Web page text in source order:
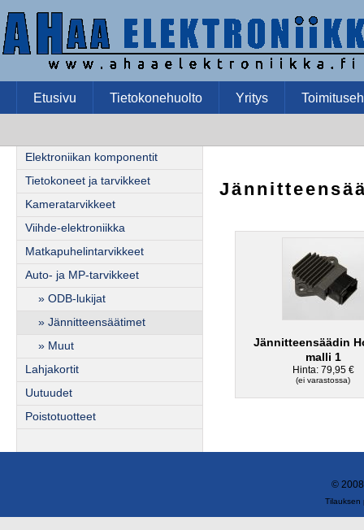
Etusivu Tietokonehuolto Yritys
Elektroniikan komponentit
Tietokoneet ja tarvikkeet
Kameratarvikkeet
Viihde-elektroniikka
Matkapuhelintarvikkeet
Auto- ja MP-tarvikkeet
» ODB-lukijat
» Jännitteensäätimet
» Muut
Lahjakortit
Uutuudet
Poistotuotteet
Jännitteensäädin
malli 1
Hinta: 79,95 €
(ei varastossa)
©
Tilauksen